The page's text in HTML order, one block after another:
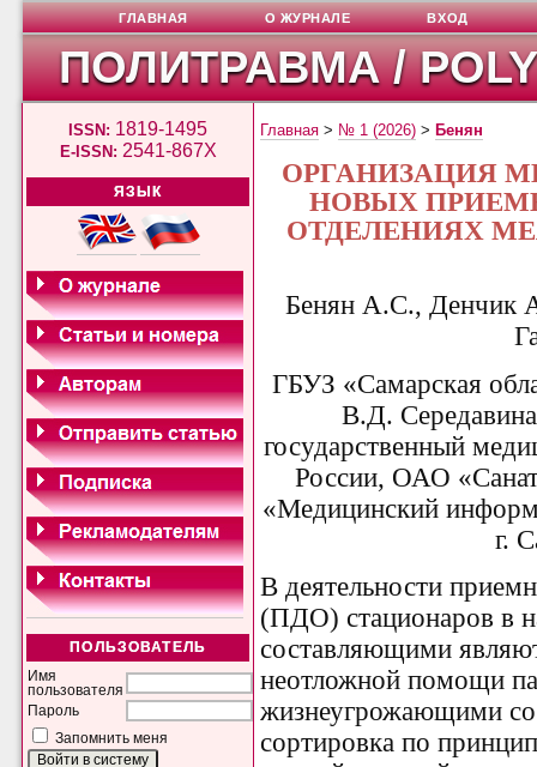
ПОЛИТРАВМА /
ISSN: 1819-1495
E-ISSN: 2541-867X
ЯЗЫК
ПОЛЬЗОВАТЕЛЬ
Имя
пользователя
Пароль
Запомнить меня
ГЛАВНАЯ О ЖУРНАЛЕ ВХОД
Главная > № 1 (2026) > Бенян
ОРГАНИЗАЦИЯ
НОВЫХ
ОТДЕЛЕНИЯХ
Бенян А.С., Денчик
ГБУЗ «Самарская
В.Д.
государственный
России, ОАО
«Медицинский
г.
В деятельности
(ПДО) стационаров в
составляющими
неотложной помощи
жизнеугрожающими
сортировка по